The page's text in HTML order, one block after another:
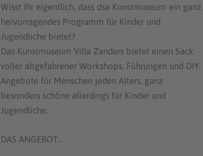
Wisst Ihr eigentlich, dass dsa Kunstmuseum ein ganz
hervorragendes Programm für Kinder und
Jugendliche bietet?
Das Kunstmuseum Villa Zanders bietet einen Sack
voller abgefahrener Workshops, Führungen und DIY-
Angebote für Menschen jeden Alters, ganz
besonders schöne allerdings für Kinder und
Jugendliche.
DAS ANGEBOT…